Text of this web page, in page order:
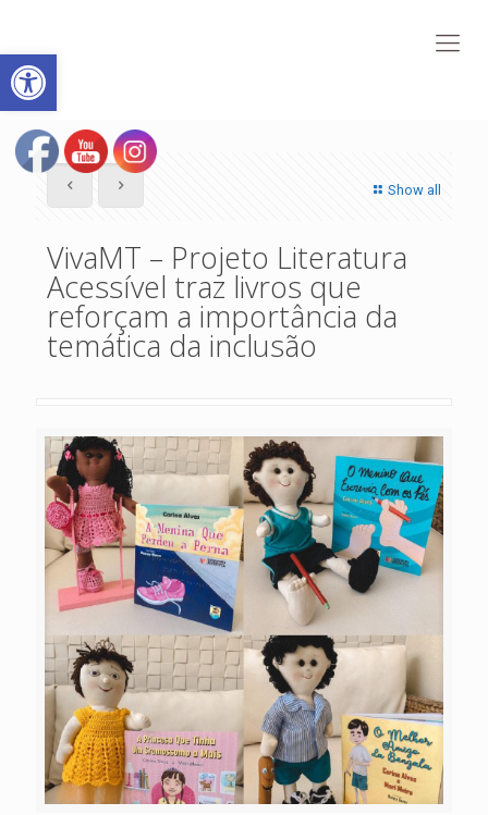
Abrir a barra de ferramentas
Show all
VivaMT – Projeto Literatura
Acessível traz livros que
reforçam a importância da
temática da inclusão